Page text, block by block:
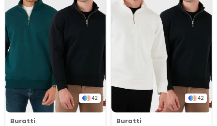
42
Buratti
42
Buratti